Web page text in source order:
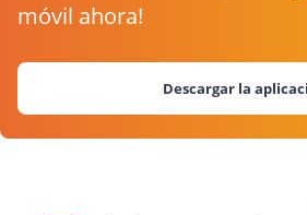
móvil ahora!
Descargar la